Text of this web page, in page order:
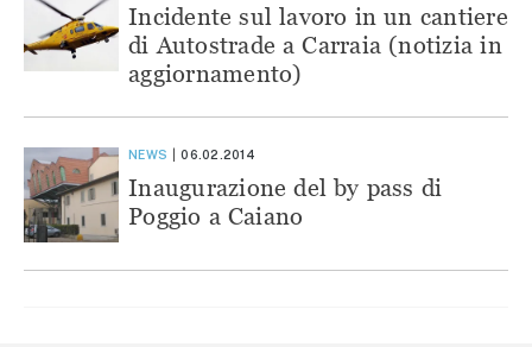
Incidente sul lavoro in un cantiere
di Autostrade a Carraia (notizia in
aggiornamento)
NEWS 06.02.2014
Inaugurazione del by pass di
Poggio a Caiano